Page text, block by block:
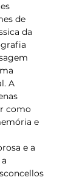
de
da
A
como
e
e a